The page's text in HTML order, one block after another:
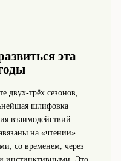
эта
двух‑трёх сезонов,
шлифовка
взаимодействий.
на «чтении»
со временем, через